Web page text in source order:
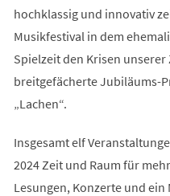
hochklassig und innovativ
Musikfestival in dem
Spielzeit den Krisen unserer
breitgefächerte Jubiläums-
„Lachen“.
Insgesamt elf
2024 Zeit und Raum für
Lesungen, Konzerte und